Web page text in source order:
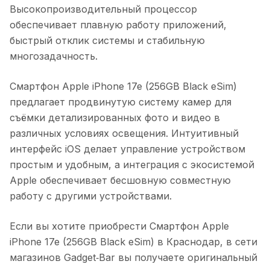
Высокопроизводительный процессор
обеспечивает плавную работу приложений,
быстрый отклик системы и стабильную
многозадачность.
Смартфон Apple iPhone 17e (256GB Black eSim)
предлагает продвинутую систему камер для
съёмки детализированных фото и видео в
различных условиях освещения. Интуитивный
интерфейс iOS делает управление устройством
простым и удобным, а интеграция с экосистемой
Apple обеспечивает бесшовную совместную
работу с другими устройствами.
Если вы хотите приобрести Смартфон Apple
iPhone 17e (256GB Black eSim) в Краснодар, в сети
магазинов Gadget‑Bar вы получаете оригинальный